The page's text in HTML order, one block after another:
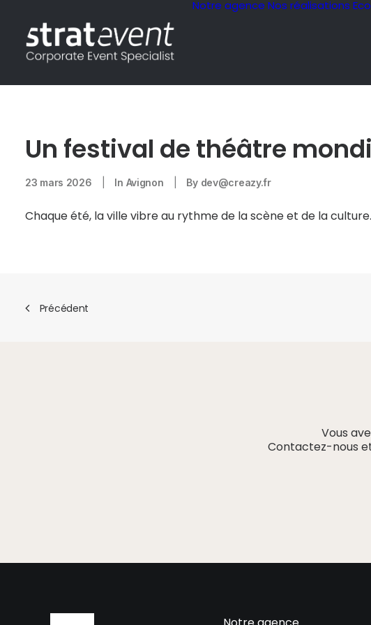
Notre agence Nos réalisations
Un festival de théâtre
23 mars 2026 In Avignon By dev@creazy.fr
Chaque été, la ville vibre au rythme de la scène et de la culture.
Précédent
Vous
Contactez-nous